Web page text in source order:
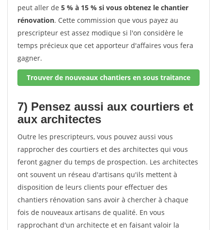
peut aller de 5 % à 15 % si vous obtenez le chantier
rénovation. Cette commission que vous payez au
prescripteur est assez modique si l'on considère le
temps précieux que cet apporteur d'affaires vous fera
gagner.
Trouver de nouveaux chantiers en sous traitance
7) Pensez aussi aux courtiers et
aux architectes
Outre les prescripteurs, vous pouvez aussi vous
rapprocher des courtiers et des architectes qui vous
feront gagner du temps de prospection. Les architectes
ont souvent un réseau d'artisans qu'ils mettent à
disposition de leurs clients pour effectuer des
chantiers rénovation sans avoir à chercher à chaque
fois de nouveaux artisans de qualité. En vous
rapprochant d'un architecte et en faisant valoir la